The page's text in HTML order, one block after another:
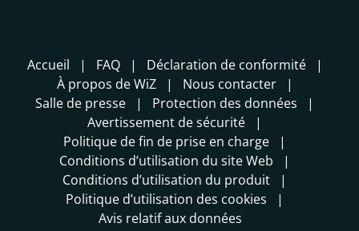
Accueil FAQ
Déclaration de conformité
À propos de WiZ
Nous contacter
Salle de presse
Protection des données
Avertissement de sécurité
Politique de fin de prise en charge
Conditions d’utilisation du site Web
Conditions d’utilisation du produit
Politique d’utilisation des cookies
Avis relatif aux données